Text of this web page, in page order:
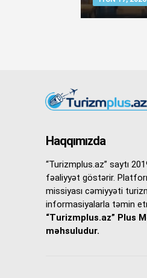
Haqqımızda
“Turizmplus.az” saytı
fəaliyyət göstərir.
missiyası cəmiyyəti
informasiyalarla təmin
“Turizmplus.az” Plus
məhsuludur.